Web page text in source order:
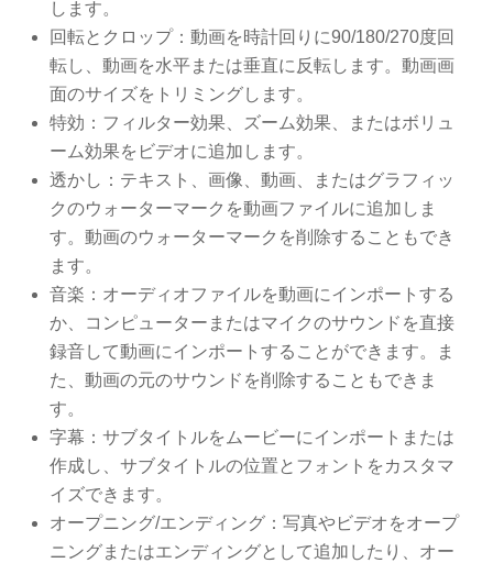
します。
回転とクロップ：動画を時計回りに90/180/270度回
転し、動画を水平または垂直に反転します。動画画
面のサイズをトリミングします。
特効：フィルター効果、ズーム効果、またはボリュ
ーム効果をビデオに追加します。
透かし：テキスト、画像、動画、またはグラフィッ
クのウォーターマークを動画ファイルに追加しま
す。動画のウォーターマークを削除することもでき
ます。
音楽：オーディオファイルを動画にインポートする
か、コンピューターまたはマイクのサウンドを直接
録音して動画にインポートすることができます。ま
た、動画の元のサウンドを削除することもできま
す。
字幕：サブタイトルをムービーにインポートまたは
作成し、サブタイトルの位置とフォントをカスタマ
イズできます。
オープニング/エンディング：写真やビデオをオープ
ニングまたはエンディングとして追加したり、オー